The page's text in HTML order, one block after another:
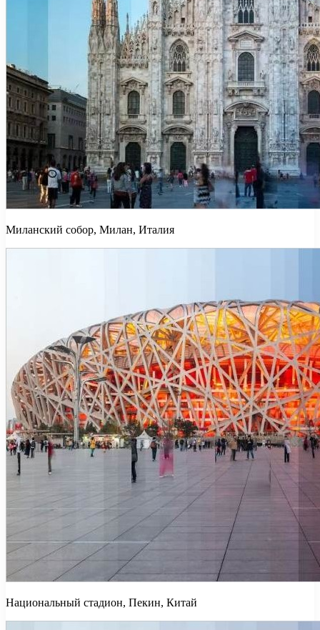
Миланский собор, Милан, Италия
Национальный стадион, Пекин, Китай